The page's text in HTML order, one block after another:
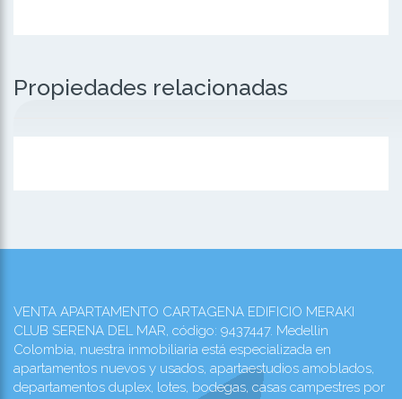
Propiedades relacionadas
VENTA APARTAMENTO CARTAGENA EDIFICIO MERAKI
CLUB SERENA DEL MAR, código: 9437447. Medellin
Colombia, nuestra inmobiliaria está especializada en
apartamentos nuevos y usados, apartaestudios amoblados,
departamentos duplex, lotes, bodegas, casas campestres por